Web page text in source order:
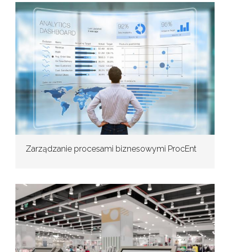
Zarządzanie procesami biznesowymi ProcEnt